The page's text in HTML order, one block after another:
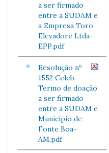
a ser firmado
entre a SUDAM e
a Empresa Toro
Elevadore Ltda-
EPP.pdf
Resolução nº
1552 Celeb.
Termo de doação
a ser firmado
entre a SUDAM e
Município de
Fonte Boa-
AM.pdf